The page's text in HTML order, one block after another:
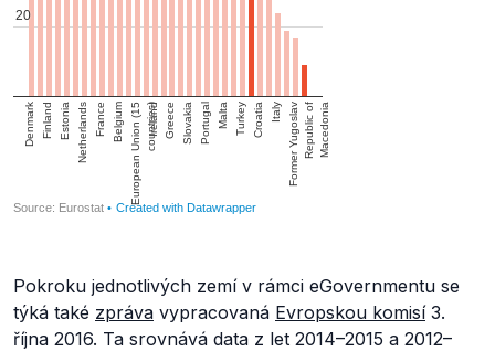
Pokroku jednotlivých zemí v rámci eGovernmentu se
týká také zpráva vypracovaná Evropskou komisí3.
října 2016. Ta srovnává data z let 2014–2015 a 2012–